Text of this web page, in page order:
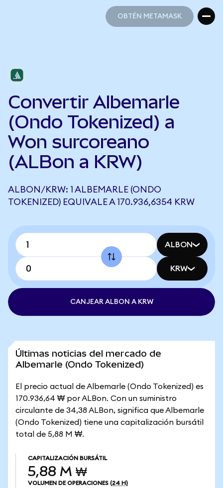
OBTÉN METAMASK
Convertir Albemarle
(Ondo Tokenized) a
Won surcoreano
(ALBon a KRW)
ALBON/KRW: 1 ALBEMARLE (ONDO
TOKENIZED) EQUIVALE A 170.936,6354 KRW
ALBON
KRW
CANJEAR ALBON A KRW
Últimas noticias del mercado de
Albemarle (Ondo Tokenized)
El precio actual de Albemarle (Ondo Tokenized) es
170.936,64 ₩ por ALBon. Con un suministro
circulante de 34,38 ALBon, significa que Albemarle
(Ondo Tokenized) tiene una capitalización bursátil
total de 5,88 M ₩.
CAPITALIZACIÓN BURSÁTIL
5,88 M ₩
VOLUMEN DE OPERACIONES (24 H)